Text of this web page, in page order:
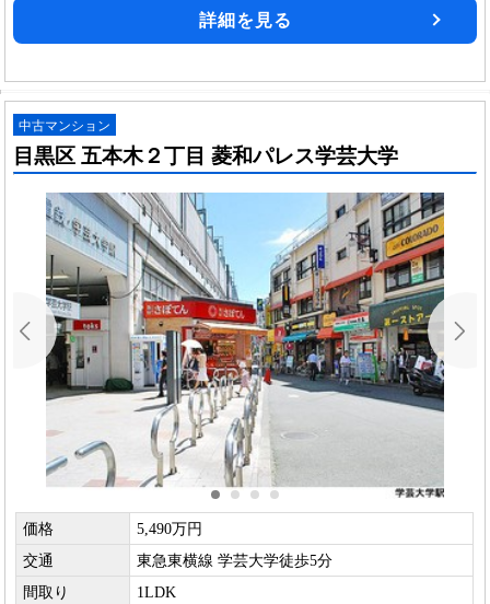
詳細を見る
中古マンション
目黒区 五本木２丁目 菱和パレス学芸大学
価格
5,490万円
交通
東急東横線 学芸大学徒歩5分
間取り
1LDK